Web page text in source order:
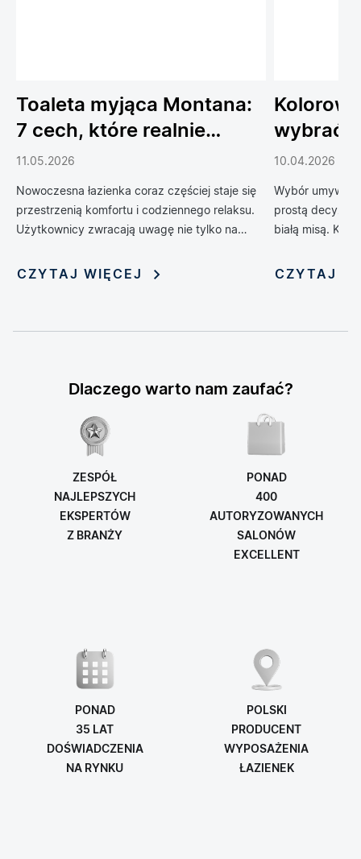
Toaleta myjąca Montana:
7 cech, które realnie
podnoszą komfort
codziennego życia
11.05.2026
Nowoczesna łazienka coraz częściej staje się
przestrzenią komfortu i codziennego relaksu.
Użytkownicy zwracają uwagę nie tylko na
poprawiają wygodę, higienę i funkcjonalność
zaawansowanych urządzeń sprawia, że stają
modnym elementem aranżacji łazienek.
CZYTAJ WIĘCEJ
wybrać
do
10.04.2026
Wybór
prostą decyzją
białą misą.
oferując
CZYTAJ
Dlaczego warto nam zaufać?
ZESPÓŁ
NAJLEPSZYCH
EKSPERTÓW
Z BRANŻY
PONAD
400
AUTORYZOWANYCH
SALONÓW
EXCELLENT
PONAD
35 LAT
DOŚWIADCZENIA
NA RYNKU
POLSKI
PRODUCENT
WYPOSAŻENIA
ŁAZIENEK